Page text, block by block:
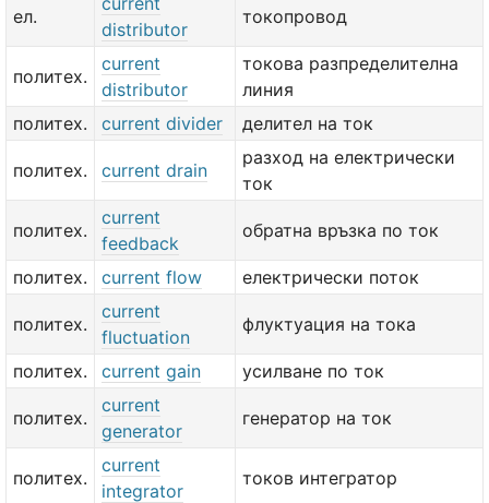
ел.
distributor
токопровод
политех.
current
distributor
токова разпределителна
линия
политех.
current divider делител на ток
политех. current drain
разход на електрически
ток
политех.
current
feedback
обратна връзка по ток
политех. current flow електрически поток
политех.
current
fluctuation
флуктуация на тока
политех. current gain усилване по ток
политех.
current
generator
генератор на ток
политех.
current
integrator
токов интегратор